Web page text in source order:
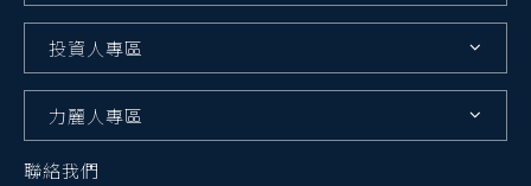
投資人專區
力麗人專區
聯絡我們